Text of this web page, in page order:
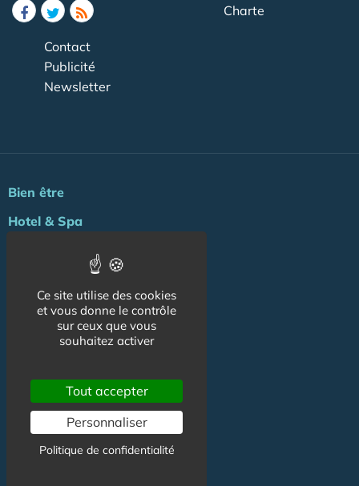
Charte
Contact
Publicité
Newsletter
Bien être
Hotel & Spa
Instituts de Beauté
Bons plans
DécoZen
Formation
ZENews
Ce site utilise des cookies
et vous donne le contrôle
sur ceux que vous
souhaitez activer
Tout accepter
Personnaliser
Politique de confidentialité